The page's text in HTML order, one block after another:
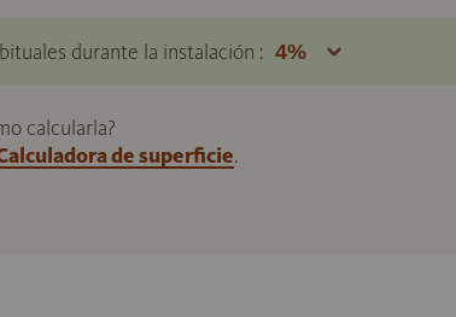
durante la instalación :
calcularla?
de superficie.